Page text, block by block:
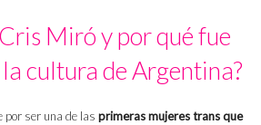
Miró y por qué fue
cultura de Argentina?
por ser una de las primeras mujeres trans que